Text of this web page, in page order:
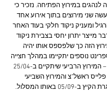
לנהגים במירוץ הפתיחה. נזכיר כי
שני מירוצים בתוך אירוע אחד
ומעניק ניקוד חלקי בעוד האחר
מייצר יתרון יחסי בצבירת ניקוד
הזה כך שלפספס אותו יהיה
נוספים יתקיימו במהלך חצייה
ראשל"צ והמירוץ השביעי
09 באותו המסלול.